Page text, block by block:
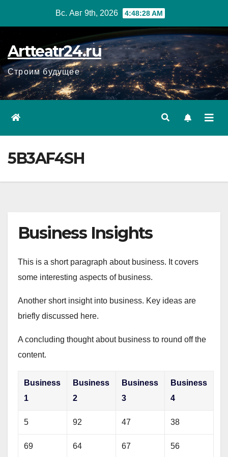
Вс. Авг 9th, 2026 4:48:29 AM
Artteatr24.ru
Строим будущее
5B3AF4SH
Business Insights
This is a short paragraph about business. It covers
some interesting aspects of business.
Another short insight into business. Key ideas are
briefly discussed here.
A concluding thought about business to round off the
content.
Business
1
Business
2
Business
3
Business
4
5 92 47 38
69 64 67 56